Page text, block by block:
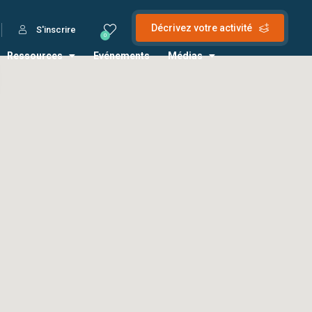
Décrivez votre activité
0
S'inscrire
Ressources Evénements Médias